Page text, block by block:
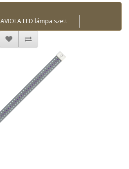
LED lámpa szett